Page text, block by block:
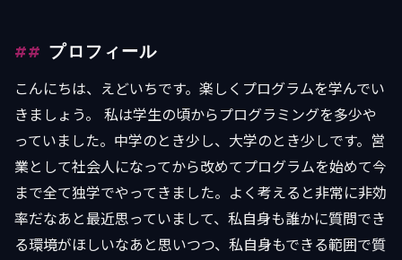
プロフィール
こんにちは、えどいちです。楽しくプログラムを学んでい
きましょう。 私は学生の頃からプログラミングを多少や
っていました。中学のとき少し、大学のとき少しです。営
業として社会人になってから改めてプログラムを始めて今
まで全て独学でやってきました。よく考えると非常に非効
率だなあと最近思っていまして、私自身も誰かに質問でき
る環境がほしいなあと思いつつ、私自身もできる範囲で質